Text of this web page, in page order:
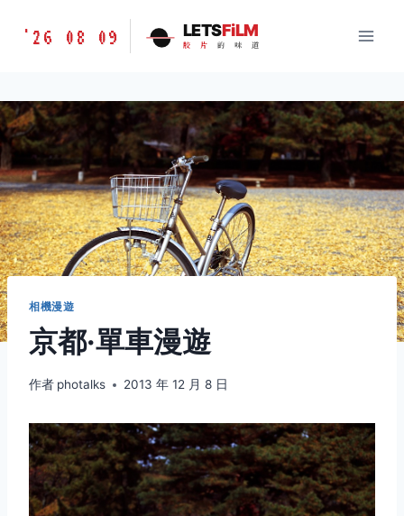
胶
味
道
LETSFILM
'26 08 09 LETSFiLM
胶 片 的 味 道
相機漫遊
京都·單車漫遊
作者 photalks 2013 年 12 月 8 日